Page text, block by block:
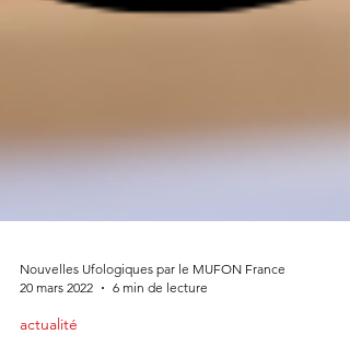
Nouvelles Ufologiques par le MUFON France